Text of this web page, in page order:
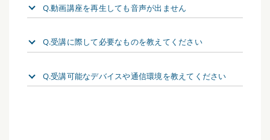
Q.動画講座を再生しても音声が出ません
Q.受講に際して必要なものを教えてください
Q.受講可能なデバイスや通信環境を教えてください